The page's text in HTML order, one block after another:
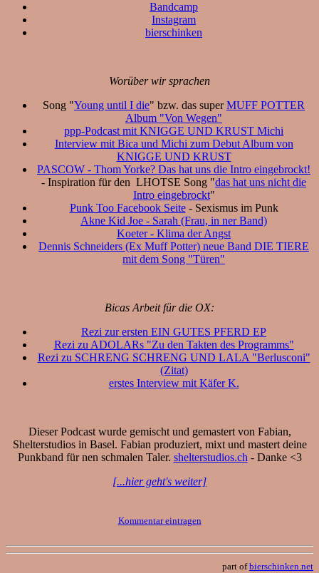
Bandcamp
Instagram
bierschinken
Worüber wir sprachen
Song "Young until I die" bzw. das superMUFF POTTER
Album "Von Wegen"
ppp-Podcast mit KNIGGE UND KRUST Michi
Interview mit Bica und Michi zum Debut Album von
KNIGGE UND KRUST
PASCOW - Thom Yorke? Das hat uns die Intro eingebrockt!
- Inspiration für den LHOTSE Song "das hat uns nicht die
Intro eingebrockt"
Punk Too Facebook Seite- Sexismus im Punk
Akne Kid Joe - Sarah (Frau, in ner Band)
Koeter - Klima der Angst
Dennis Schneiders (Ex Muff Potter) neue Band DIE TIERE
mit dem Song "Türen"
Bicas Arbeit für die OX:
Rezi zur ersten EIN GUTES PFERD EP
Rezi zu ADOLARs "Zu den Takten des Programms"
Rezi zu SCHRENG SCHRENG UND LALA "Berlusconi"
(Zitat)
erstes Interview mit Käfer K.
Dieser Podcast wurde gemischt und gemastert von Fabian,
Shelterstudios in Basel. Fabian produziert, mixt und mastert deine
Punkband für nen schmalen Taler. shelterstudios.ch - Danke <3
[...hier geht's weiter]
Kommentar eintragen
part ofbierschinken.net